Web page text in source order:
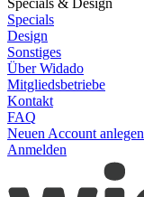
Specials & Design
Specials
Design
Sonstiges
Über Widado
Mitgliedsbetriebe
Kontakt
FAQ
Neuen Account anlegen
Anmelden